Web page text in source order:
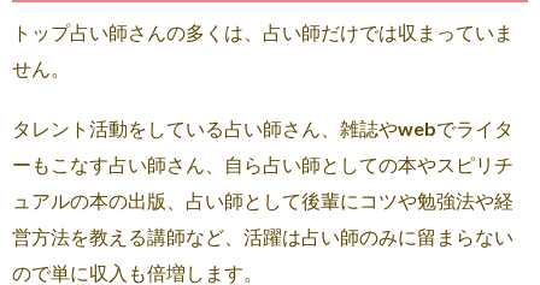
トップ占い師さんの多くは、占い師だけでは収まっていま
せん。
タレント活動をしている占い師さん、雑誌やwebでライタ
ーもこなす占い師さん、自ら占い師としての本やスピリチ
ュアルの本の出版、占い師として後輩にコツや勉強法や経
営方法を教える講師など、活躍は占い師のみに留まらない
ので単に収入も倍増します。